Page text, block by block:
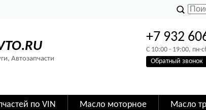
Автозапчасти
+7 932
C 10:00 - 19:00, пн-
Обратный звонок
по VIN Масло моторное Масло